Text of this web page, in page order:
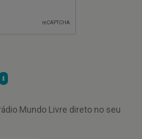
Mundo Livre direto no seu